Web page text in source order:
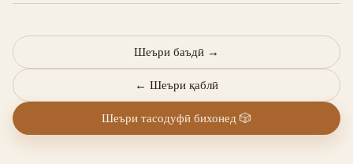
← Шеъри қаблӣ
Шеъри баъдӣ →
Шеъри тасодуфӣ бихонед 🎲